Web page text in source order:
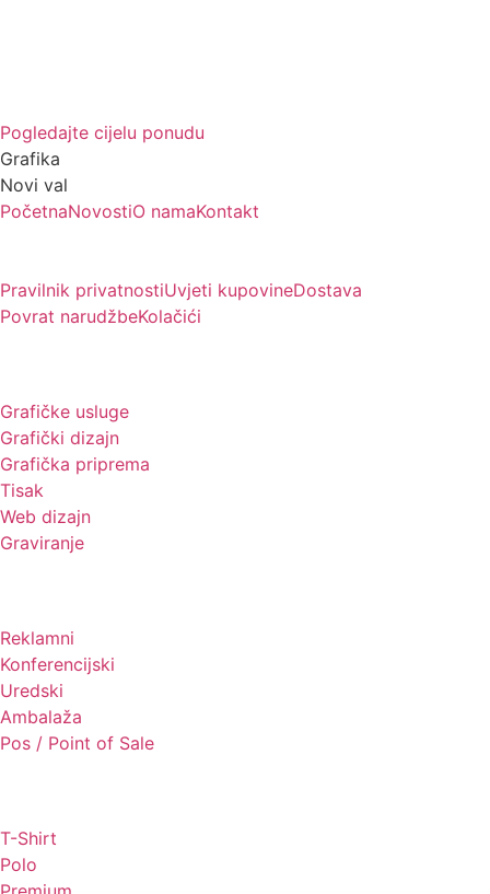
Pogledajte cijelu ponudu
Grafika
Novi val
PočetnaNovostiO namaKontakt
Pravilnik privatnostiUvjeti kupovineDostava
Povrat narudžbeKolačići
Grafičke usluge
Grafički dizajn
Grafička priprema
Tisak
Web dizajn
Graviranje
Reklamni
Konferencijski
Uredski
Ambalaža
Pos / Point of Sale
T-Shirt
Polo